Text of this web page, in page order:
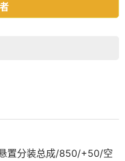
置分装总成/850/+50/空